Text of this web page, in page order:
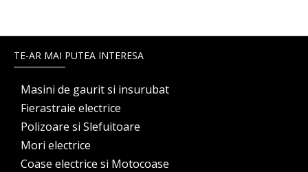
TE-AR MAI PUTEA INTERESA
Masini de gaurit si insurubat
Fierastraie electrice
Polizoare si Slefuitoare
Mori electrice
Coase electrice si Motocoase